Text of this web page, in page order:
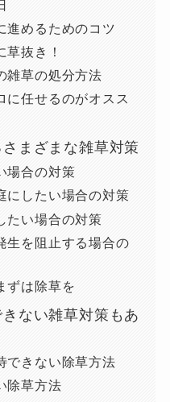
進めるためのコツ
草抜き！
雑草の処分方法
に任せるのがオスス
まざまな雑草対策
場合の対策
にしたい場合の対策
たい場合の対策
生を阻止する場合の
ずは除草を
ない雑草対策もあ
できない除草方法
除草方法